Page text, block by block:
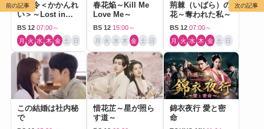
花間令＜かかんれ
い＞～Lost in
Love～
BS 12 07:00～
月 火 水 木 金 土 日
春花焔～Kill Me
Love Me～
BS 12 15:00～
月 火 水 木 金 土 日
荊棘（いばら）の
花～奪われた私～
BS 12 07:00～
月 火 水 木 金 土 日
この結婚は社内秘
で
惜花芷～星が照ら
す道～
錦衣夜行 愛と密
命
前の記事 次の記事